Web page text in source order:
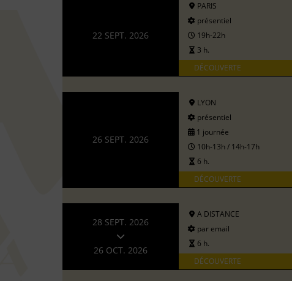
22 SEPT. 2026
PARIS
présentiel
19h-22h
3 h.
DÉCOUVERTE
26 SEPT. 2026
LYON
présentiel
1 journée
10h-13h / 14h-17h
6 h.
DÉCOUVERTE
28 SEPT. 2026
26 OCT. 2026
A DISTANCE
par email
6 h.
DÉCOUVERTE